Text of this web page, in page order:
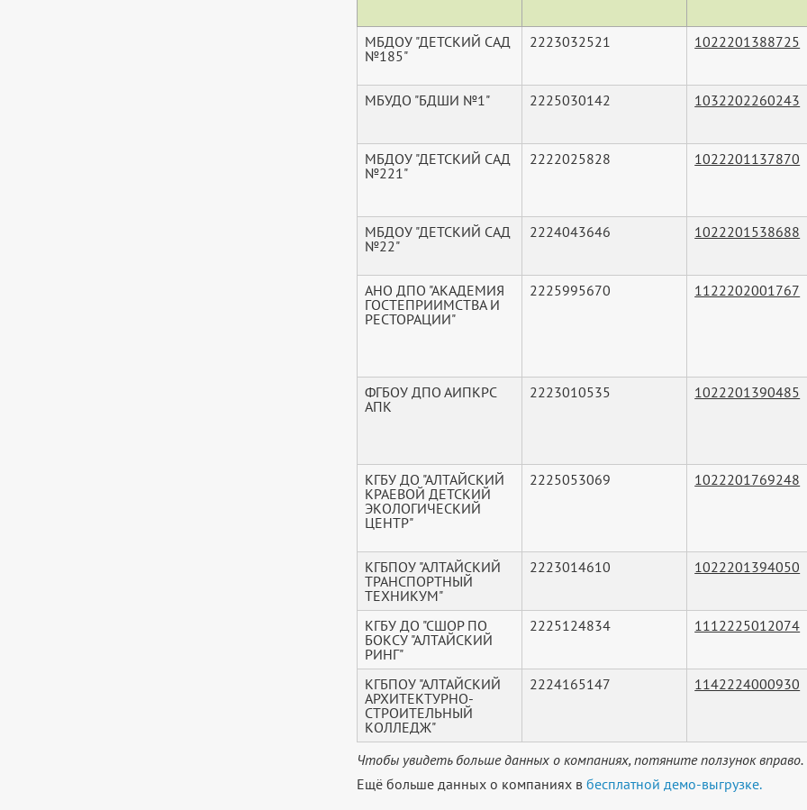
МБДОУ "ДЕТСКИЙ САД
№185"
2223032521 1022201388725
МБУДО "БДШИ №1" 2225030142 1032202260243
МБДОУ "ДЕТСКИЙ САД
№221"
2222025828 1022201137870
МБДОУ "ДЕТСКИЙ САД
№22"
2224043646 1022201538688
АНО ДПО "АКАДЕМИЯ
ГОСТЕПРИИМСТВА И
РЕСТОРАЦИИ"
2225995670 1122202001767
ФГБОУ ДПО АИПКРС
АПК
2223010535 1022201390485
КГБУ ДО "АЛТАЙСКИЙ
КРАЕВОЙ ДЕТСКИЙ
ЭКОЛОГИЧЕСКИЙ
ЦЕНТР"
2225053069 1022201769248
КГБПОУ "АЛТАЙСКИЙ
ТРАНСПОРТНЫЙ
ТЕХНИКУМ"
2223014610 1022201394050
КГБУ ДО "СШОР ПО
БОКСУ "АЛТАЙСКИЙ
РИНГ"
2225124834 1112225012074
КГБПОУ "АЛТАЙСКИЙ
АРХИТЕКТУРНО-
СТРОИТЕЛЬНЫЙ
КОЛЛЕДЖ"
2224165147 1142224000930
Чтобы увидеть больше данных о компаниях, потяните ползунок
Ещё больше данных о компаниях вбесплатной демо-выгрузке.